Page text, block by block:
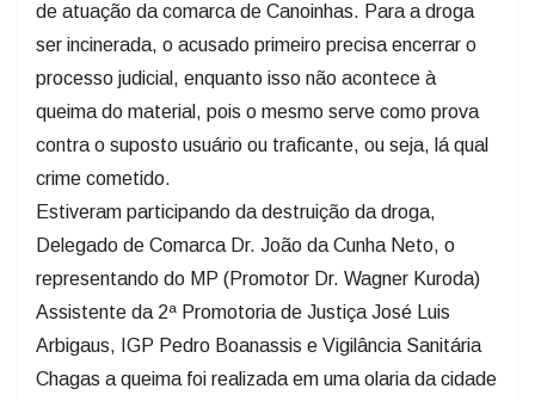
de atuação da comarca de Canoinhas. Para a droga
ser incinerada, o acusado primeiro precisa encerrar o
processo judicial, enquanto isso não acontece à
queima do material, pois o mesmo serve como prova
contra o suposto usuário ou traficante, ou seja, lá qual
crime cometido.
Estiveram participando da destruição da droga,
Delegado de Comarca Dr. João da Cunha Neto, o
representando do MP (Promotor Dr. Wagner Kuroda)
Assistente da 2ª Promotoria de Justiça José Luis
Arbigaus, IGP Pedro Boanassis e Vigilância Sanitária
Chagas a queima foi realizada em uma olaria da cidade